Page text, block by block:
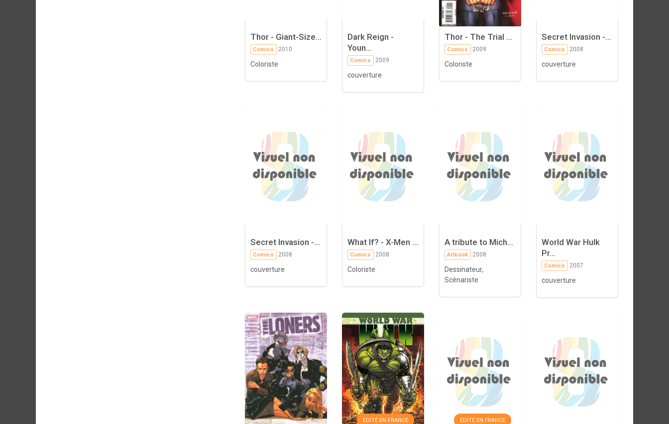
Thor - Giant-Size...
Comics 2010
Coloriste
Dark Reign -
Youn...
Comics 2009
couverture
Thor - The Trial ...
Comics 2009
Coloriste
Secret Invasion -...
Comics 2008
couverture
Secret Invasion -...
Comics 2008
couverture
What If? - X-Men ...
Comics 2008
Coloriste
A tribute to Mich...
Artbook 2008
Dessinateur,
Scénariste
World War Hulk
Pr...
Comics 2007
couverture
EDITÉ EN FRANCE EDITÉ EN FRANCE